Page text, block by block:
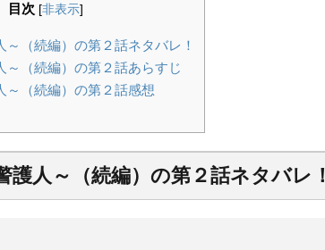
目次 [非表示]
～（続編）の第２話ネタバレ！
～（続編）の第２話あらすじ
～（続編）の第２話感想
護人～（続編）の第２話ネタバレ！